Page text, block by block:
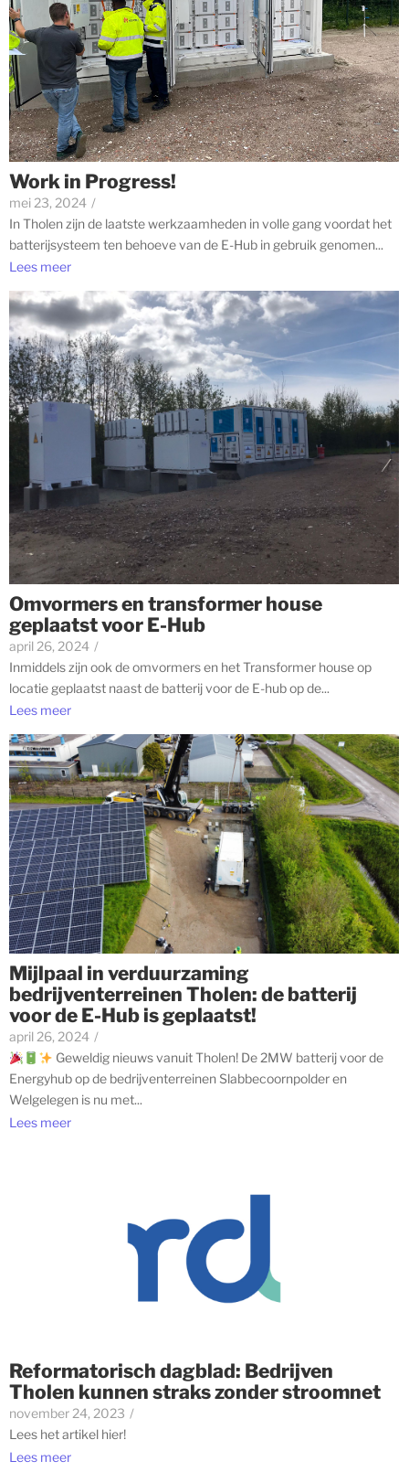
Work in Progress!
mei 23, 2024 /
In Tholen zijn de laatste werkzaamheden in volle gang voordat het
batterijsysteem ten behoeve van de E-Hub in gebruik genomen...
Lees meer
Omvormers en transformer house
geplaatst voor E-Hub
april 26, 2024 /
Inmiddels zijn ook de omvormers en het Transformer house op
locatie geplaatst naast de batterij voor de E-hub op de...
Lees meer
Mijlpaal in verduurzaming
bedrijventerreinen Tholen: de batterij
voor de E-Hub is geplaatst!
april 26, 2024 /
Geweldig nieuws vanuit Tholen! De 2MW batterij voor de
Energyhub op de bedrijventerreinen Slabbecoornpolder en
Welgelegen is nu met...
Lees meer
Reformatorisch dagblad: Bedrijven
Tholen kunnen straks zonder stroomnet
november 24, 2023 /
Lees het artikel hier!
Lees meer